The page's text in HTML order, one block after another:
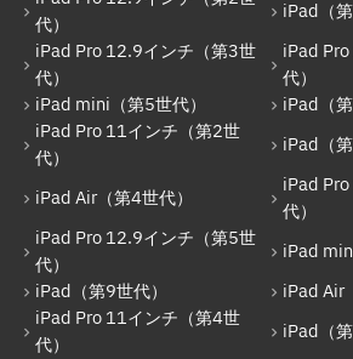
iPad Air（第4世代）
iPad Pro 12.9インチ（第5世代）
iPad mini（第6世代）
iPad（第9世代）
代）
iPad（第
iPad Pro 12.9インチ（第3世
代）
iPad
代）
iPad mini（第5世代）
iPad（第
iPad Pro 11インチ（第2世
代）
iPad（第
iPad Air（第4世代）
iPad
代）
iPad Pro 12.9インチ（第5世
代）
iPad
iPad（第9世代）
iPad Air
iPad Pro 11インチ（第4世
代）
iPad（